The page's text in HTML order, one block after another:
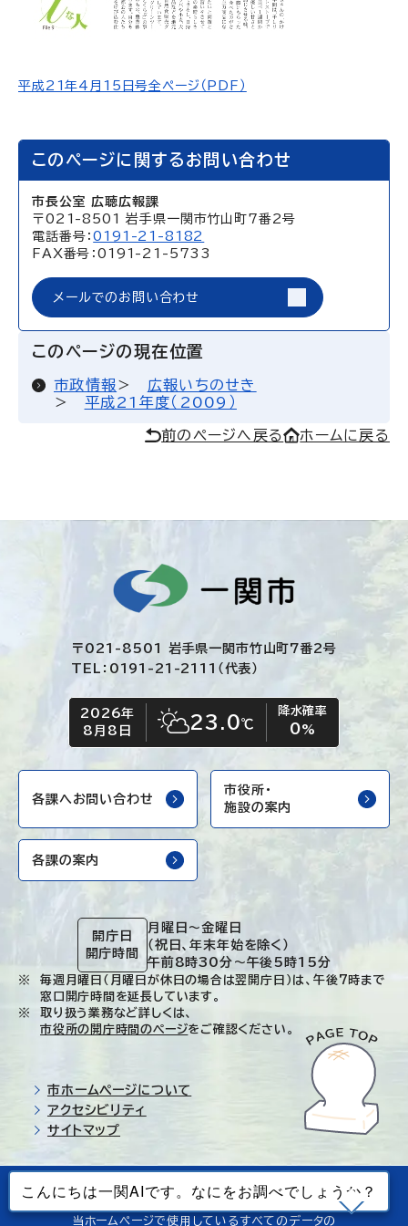
平成21年4月15日号全ページ（PDF）
このページに関するお問い合わせ
市長公室 広聴広報課
〒021-8501 岩手県一関市竹山町7番2号
電話番号：0191-21-8182
FAX番号：0191-21-5733
メールでのお問い合わせ
このページの現在位置
市政情報
広報いちのせき
平成21年度（2009）
前のページへ戻る ホームに戻る
〒021-8501 岩手県一関市竹山町7番2号
TEL：0191-21-2111（代表）
今日の日付
2026年
8月8日
今日の天気
晴れ時々くもり
23.0℃
降水確率
0%
各課へお問い合わせ
市役所・
施設の案内
各課の案内
開庁日
開庁時間
月曜日～金曜日
（祝日、年末年始を除く）
午前8時30分～午後5時15分
毎週月曜日（月曜日が休日の場合は翌開庁日）は、午後7時まで
窓口開庁時間を延長しています。
取り扱う業務など詳しくは、
市役所の開庁時間のページをご確認ください。
市ホームページについて
アクセシビリティ
サイトマップ
© Ichinoseki-city. All rights reserved.
当ホームページで使用しているすべてのデータの